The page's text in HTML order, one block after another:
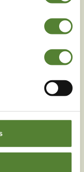
sjørøverkåken?